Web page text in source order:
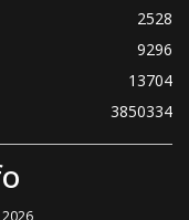
2528
9296
13704
3850334